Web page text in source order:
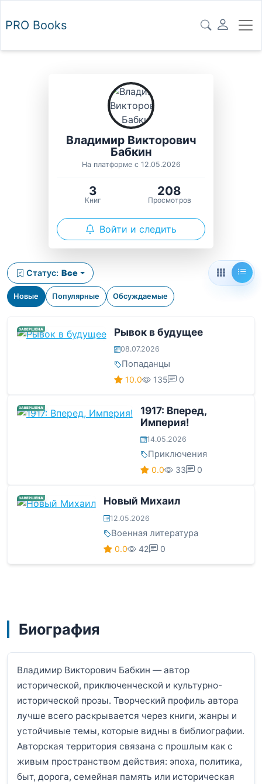
PRO Books
Владимир Викторович
Бабкин
На платформе с 12.05.2026
3
Книг
208
Просмотров
Войти и следить
Новые Популярные Обсуждаемые
Статус: Все
ЗАВЕРШЕНА Рывок в будущее
08.07.2026
Попаданцы
10.0 135 0
ЗАВЕРШЕНА
1917: Вперед,
Империя!
14.05.2026
Приключения
0.0 33 0
ЗАВЕРШЕНА Новый Михаил
12.05.2026
Военная литература
0.0 42 0
Биография
Владимир Викторович Бабкин — автор
исторической, приключенческой и культурно-
исторической прозы. Творческий профиль автора
лучше всего раскрывается через книги, жанры и
устойчивые темы, которые видны в библиографии.
Авторская территория связана с прошлым как с
живым пространством действия: эпоха, политика,
быт, дорога, семейная память или историческая